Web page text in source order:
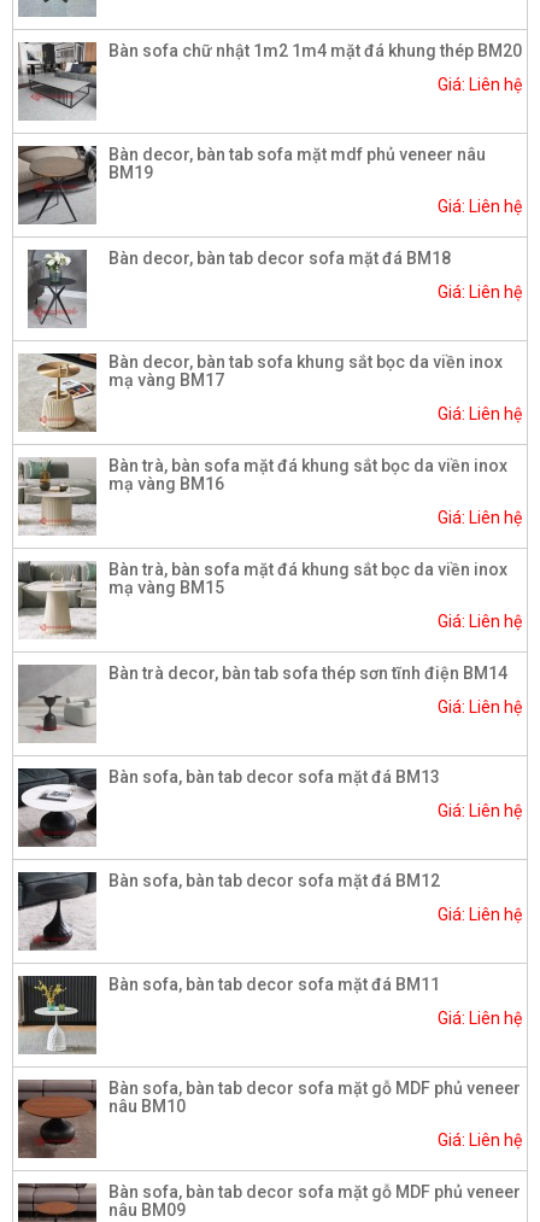
Bàn sofa chữ nhật 1m2 1m4 mặt đá khung thép BM20
Giá: Liên hệ
Bàn decor, bàn tab sofa mặt mdf phủ veneer nâu
BM19
Giá: Liên hệ
Bàn decor, bàn tab decor sofa mặt đá BM18
Giá: Liên hệ
Bàn decor, bàn tab sofa khung sắt bọc da viền inox
mạ vàng BM17
Giá: Liên hệ
Bàn trà, bàn sofa mặt đá khung sắt bọc da viền inox
mạ vàng BM16
Giá: Liên hệ
Bàn trà, bàn sofa mặt đá khung sắt bọc da viền inox
mạ vàng BM15
Giá: Liên hệ
Bàn trà decor, bàn tab sofa thép sơn tĩnh điện BM14
Giá: Liên hệ
Bàn sofa, bàn tab decor sofa mặt đá BM13
Giá: Liên hệ
Bàn sofa, bàn tab decor sofa mặt đá BM12
Giá: Liên hệ
Bàn sofa, bàn tab decor sofa mặt đá BM11
Giá: Liên hệ
Bàn sofa, bàn tab decor sofa mặt gỗ MDF phủ veneer
nâu BM10
Giá: Liên hệ
Bàn sofa, bàn tab decor sofa mặt gỗ MDF phủ veneer
nâu BM09